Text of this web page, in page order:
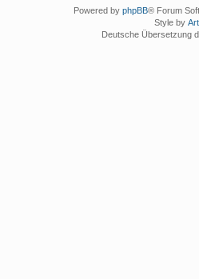
Powered by phpBB® Forum
Style by
Deutsche Übersetzung